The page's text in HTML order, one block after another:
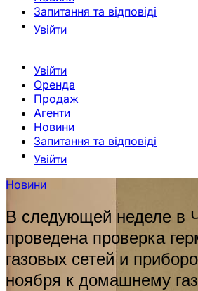
Запитання та відповіді
Увійти
Увійти
Оренда
Продаж
Агенти
Новини
Запитання та відповіді
Увійти
Новини
В следующей неделе в
проведена проверка
газовых сетей и
ноября к домашнему